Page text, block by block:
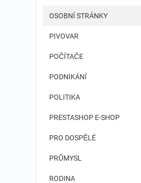
OSOBNÍ STRÁNKY
PIVOVAR
POČÍTAČE
PODNIKÁNÍ
POLITIKA
PRESTASHOP E-SHOP
PRO DOSPĚLÉ
PRŮMYSL
RODINA